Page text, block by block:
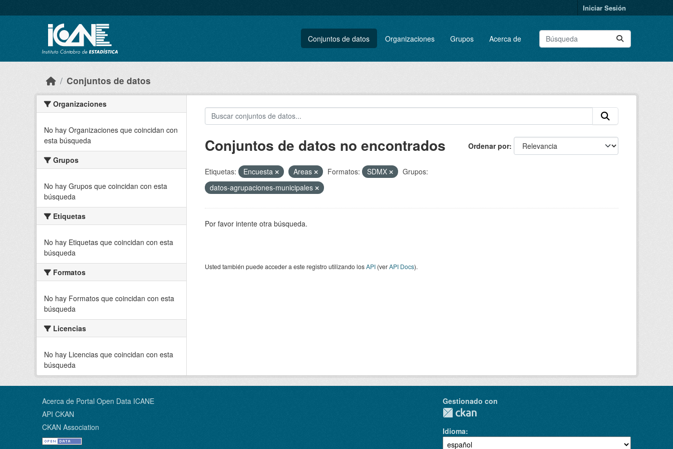
Iniciar Sesión
Conjuntos de datos Organizaciones Grupos Acerca de
Conjuntos de datos
Organizaciones
No hay Organizaciones que coincidan con
esta búsqueda
Grupos
No hay Grupos que coincidan con esta
búsqueda
Etiquetas
No hay Etiquetas que coincidan con esta
búsqueda
Formatos
No hay Formatos que coincidan con esta
búsqueda
Licencias
No hay Licencias que coincidan con esta
búsqueda
Ordenar por
Conjuntos de datos no encontrados
Etiquetas: Encuesta Areas Formatos: SDMX
Grupos:
datos-agrupaciones-municipales
Por favor intente otra búsqueda.
Usted también puede acceder a este registro utilizando losAPI(verAPI Docs).
Acerca de Portal Open Data ICANE
API CKAN
CKAN Association
Gestionado con
Idioma